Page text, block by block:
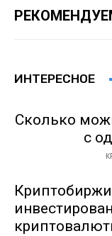
ИНТЕРЕСНОЕ
Сколько
с